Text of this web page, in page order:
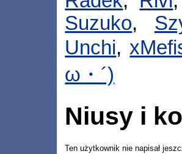
Suzuko,
Unchi,
ω・´)
Niusy i
Ten użytkownik nie napisał